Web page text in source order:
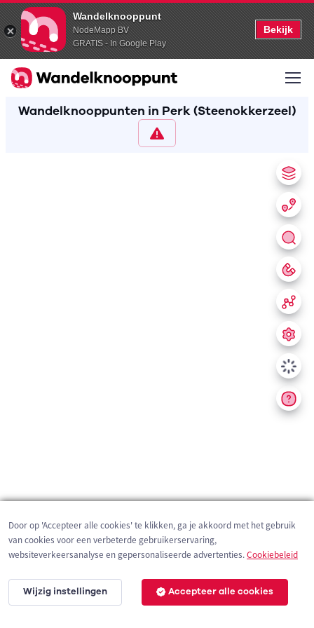
Wandelknooppunt
NodeMapp BV
GRATIS - In Google Play
Bekijk
Wandelknooppunten in Perk (Steenokkerzeel)
200 m
Door op 'Accepteer alle cookies' te klikken, ga je akkoord met het gebruik
van cookies voor een verbeterde gebruikerservaring,
websiteverkeersanalyse en gepersonaliseerde advertenties.Cookiebeleid
Wijzig instellingen Accepteer alle cookies